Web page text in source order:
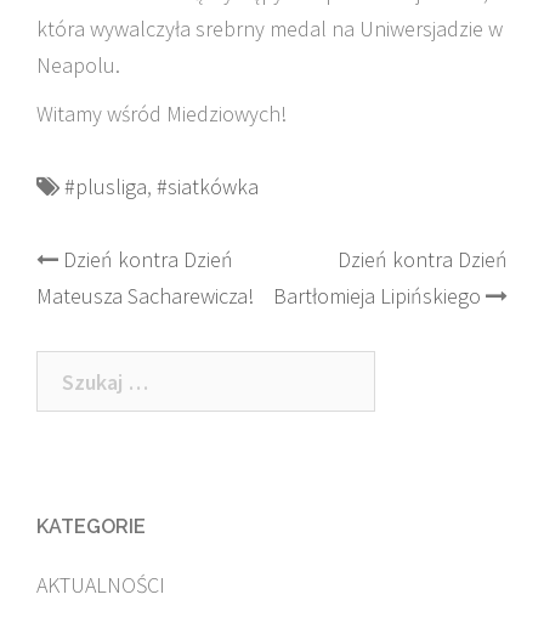
która wywalczyła srebrny medal na Uniwersjadzie w
Neapolu.
Witamy wśród Miedziowych!
#plusliga, #siatkówka
Post
navigation
Dzień kontra Dzień
Mateusza Sacharewicza!
Dzień kontra Dzień
Bartłomieja Lipińskiego
Szukaj:
KATEGORIE
AKTUALNOŚCI